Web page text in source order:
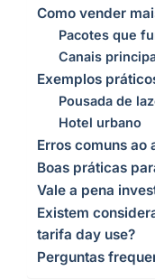
Como vender
Pacotes que
Canais
Exemplos
Pousada de
Hotel urbano
Erros comuns ao
Boas práticas
Vale a pena
Existem
tarifa day use?
Perguntas